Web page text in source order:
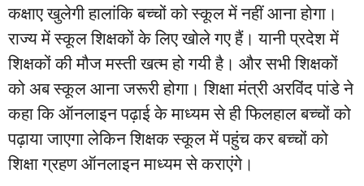
कक्षाए खुलेगी हालांकि बच्चों को स्कूल में नहीं आना होगा।
राज्य में स्कूल शिक्षकों के लिए खोले गए हैं। यानी प्रदेश में
शिक्षकों की मौज मस्ती खत्म हो गयी है। और सभी शिक्षकों
को अब स्कूल आना जरूरी होगा। शिक्षा मंत्री अरविंद पांडे ने
कहा कि ऑनलाइन पढ़ाई के माध्यम से ही फिलहाल बच्चों को
पढ़ाया जाएगा लेकिन शिक्षक स्कूल में पहुंच कर बच्चों को
शिक्षा ग्रहण ऑनलाइन माध्यम से कराएंगे।